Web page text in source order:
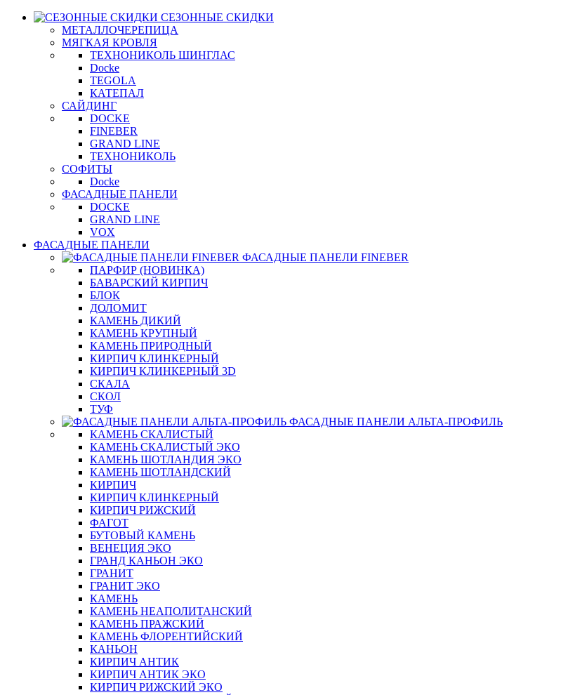
СЕЗОННЫЕ СКИДКИ
МЕТАЛЛОЧЕРЕПИЦА
МЯГКАЯ КРОВЛЯ
ТЕХНОНИКОЛЬ ШИНГЛАС
Docke
TEGOLA
КАТЕПАЛ
САЙДИНГ
DOCKE
FINEBER
GRAND LINE
ТЕХНОНИКОЛЬ
СОФИТЫ
Docke
ФАСАДНЫЕ ПАНЕЛИ
DOCKE
GRAND LINE
VOX
ФАСАДНЫЕ ПАНЕЛИ
ФАСАДНЫЕ ПАНЕЛИ FINEBER
ПАРФИР (НОВИНКА)
БАВАРСКИЙ КИРПИЧ
БЛОК
ДОЛОМИТ
КАМЕНЬ ДИКИЙ
КАМЕНЬ КРУПНЫЙ
КАМЕНЬ ПРИРОДНЫЙ
КИРПИЧ КЛИНКЕРНЫЙ
КИРПИЧ КЛИНКЕРНЫЙ 3D
СКАЛА
СКОЛ
ТУФ
ФАСАДНЫЕ ПАНЕЛИ АЛЬТА-ПРОФИЛЬ
КАМЕНЬ СКАЛИСТЫЙ
КАМЕНЬ СКАЛИСТЫЙ ЭКО
КАМЕНЬ ШОТЛАНДИЯ ЭКО
КАМЕНЬ ШОТЛАНДСКИЙ
КИРПИЧ
КИРПИЧ КЛИНКЕРНЫЙ
КИРПИЧ РИЖСКИЙ
ФАГОТ
БУТОВЫЙ КАМЕНЬ
ВЕНЕЦИЯ ЭКО
ГРАНД КАНЬОН ЭКО
ГРАНИТ
ГРАНИТ ЭКО
КАМЕНЬ
КАМЕНЬ НЕАПОЛИТАНСКИЙ
КАМЕНЬ ПРАЖСКИЙ
КАМЕНЬ ФЛОРЕНТИЙСКИЙ
КАНЬОН
КИРПИЧ АНТИК
КИРПИЧ АНТИК ЭКО
КИРПИЧ РИЖСКИЙ ЭКО